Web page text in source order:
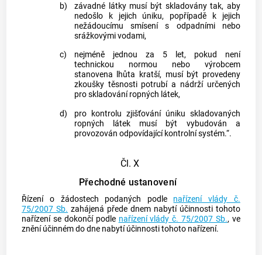
b)
závadné látky musí být skladovány tak, aby
nedošlo k jejich úniku, popřípadě k jejich
nežádoucímu smísení s odpadními nebo
srážkovými vodami,
c)
nejméně jednou za 5 let, pokud není
technickou normou nebo výrobcem
stanovena lhůta kratší, musí být provedeny
zkoušky těsnosti potrubí a nádrží určených
pro skladování ropných látek,
d)
pro kontrolu zjišťování úniku skladovaných
ropných látek musí být vybudován a
provozován odpovídající kontrolní systém.“.
Čl. X
Přechodné ustanovení
Řízení o žádostech podaných podle nařízení vlády č.
75/2007 Sb. zahájená přede dnem nabytí účinnosti tohoto
nařízení se dokončí podle nařízení vlády č. 75/2007 Sb., ve
znění účinném do dne nabytí účinnosti tohoto nařízení.